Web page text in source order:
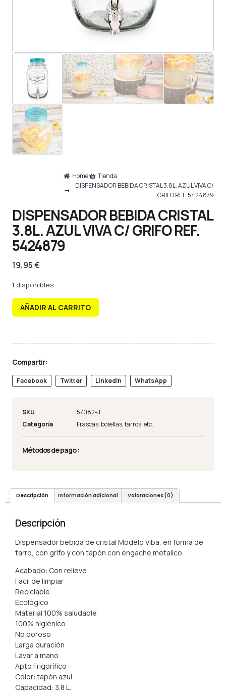
Home
Tienda
DISPENSADOR BEBIDA CRISTAL 3.8L. AZUL VIVA C/
GRIFO REF. 5424879
DISPENSADOR BEBIDA CRISTAL
3.8L. AZUL VIVA C/ GRIFO REF.
5424879
19,95€
1 disponibles
AÑADIR AL CARRITO
Compartir:
Facebook Twitter LinkedIn WhatsApp
SKU
57082-J
Categoría
Frascas, botellas, tarros, etc.
Métodos de pago :
Descripción Información adicional Valoraciones (0)
Descripción
Dispensador bebida de cristal Modelo Viba, en forma de
tarro, con grifo y con tapón con engache metalico.
Acabado: Con relieve
Facil de limpiar
Reciclable
Ecológico
Material 100% saludable
100% higiénico
No poroso
Larga duración
Lavar a mano
Apto Frigorífico
Color: tapón azul
Capacidad: 3.8 L.